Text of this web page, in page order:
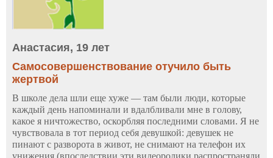
Анастасия, 19 лет
Самосовершенствование отучило быть
жертвой
В школе дела шли еще хуже — там были люди, которые
каждый день напоминали и вдалбливали мне в голову,
какое я ничтожество, оскорбляя последними словами. Я не
чувствовала в тот период себя девушкой: девушек не
пинают с разворота в живот, не снимают на телефон их